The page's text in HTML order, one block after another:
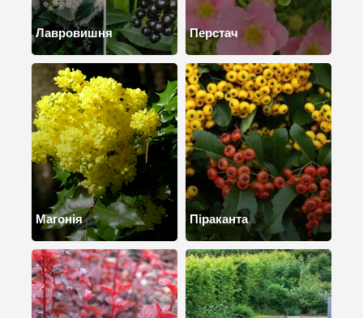
Лавровишня Перстач
Магонія Піраканта